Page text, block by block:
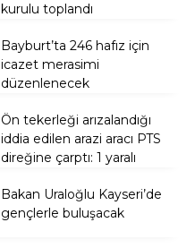
kurulu toplandı
Bayburt’ta 246 hafız için
icazet merasimi
düzenlenecek
Ön tekerleği arızalandığı
iddia edilen arazi aracı PTS
direğine çarptı: 1 yaralı
Bakan Uraloğlu Kayseri’de
gençlerle buluşacak